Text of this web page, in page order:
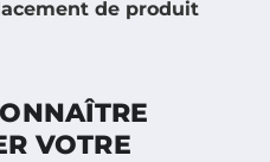
de produit
VOTRE